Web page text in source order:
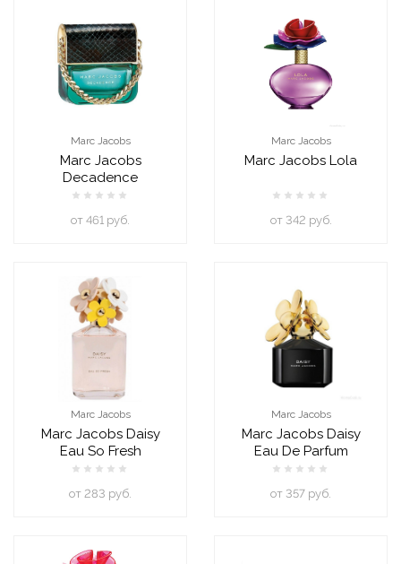
Marc Jacobs
Marc Jacobs
Decadence
oт 461 руб.
Marc Jacobs
Marc Jacobs Lola
oт 342 руб.
Marc Jacobs
Marc Jacobs Daisy
Eau So Fresh
oт 283 руб.
Marc Jacobs
Marc Jacobs Daisy
Eau De Parfum
oт 357 руб.